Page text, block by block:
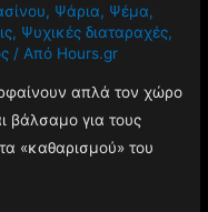
, Ψάρια, Ψέμα,
, Ψυχικές διαταραχές,
/ Από Hours.gr
απλά τον χώρο
βάλσαμο για τους
«καθαρισμού» του